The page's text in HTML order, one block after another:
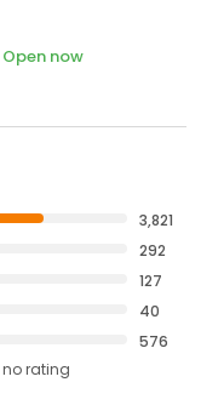
Open now
3,821
292
127
40
576
no rating